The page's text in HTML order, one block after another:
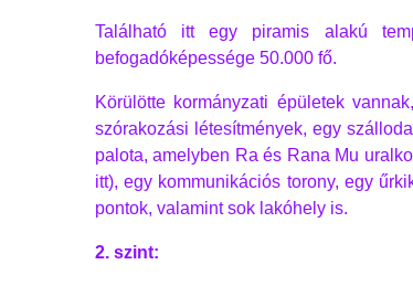
Található itt egy piramis alakú
befogadóképessége 50.000 fő.
Körülötte kormányzati épületek
szórakozási létesítmények, egy
palota, amelyben Ra és Rana Mu
itt), egy kommunikációs torony, egy
pontok, valamint sok lakóhely is.
2. szint: